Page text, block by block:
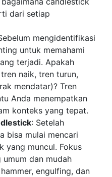
dari setiap
mengidentifikasi
untuk memahami
terjadi. Apakah
naik, tren turun,
mendatar)? Tren
Anda menempatkan
konteks yang tepat.
: Setelah
bisa mulai mencari
yang muncul. Fokus
dan mudah
engulfing, dan